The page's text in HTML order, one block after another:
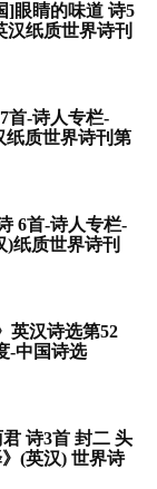
]眼睛的味道 诗5
纸质世界诗刊
首-诗人专栏-
纸质世界诗刊第
6首-诗人专栏-
)纸质世界诗刊
英汉诗选第52
-中国诗选
诗3首 封二 头
(英汉) 世界诗